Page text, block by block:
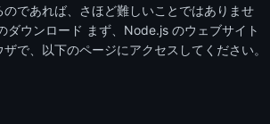
であれば、さほど難しいことではありませ
ダウンロード まず、Node.js のウェブサイト
で、以下のページにアクセスしてください。